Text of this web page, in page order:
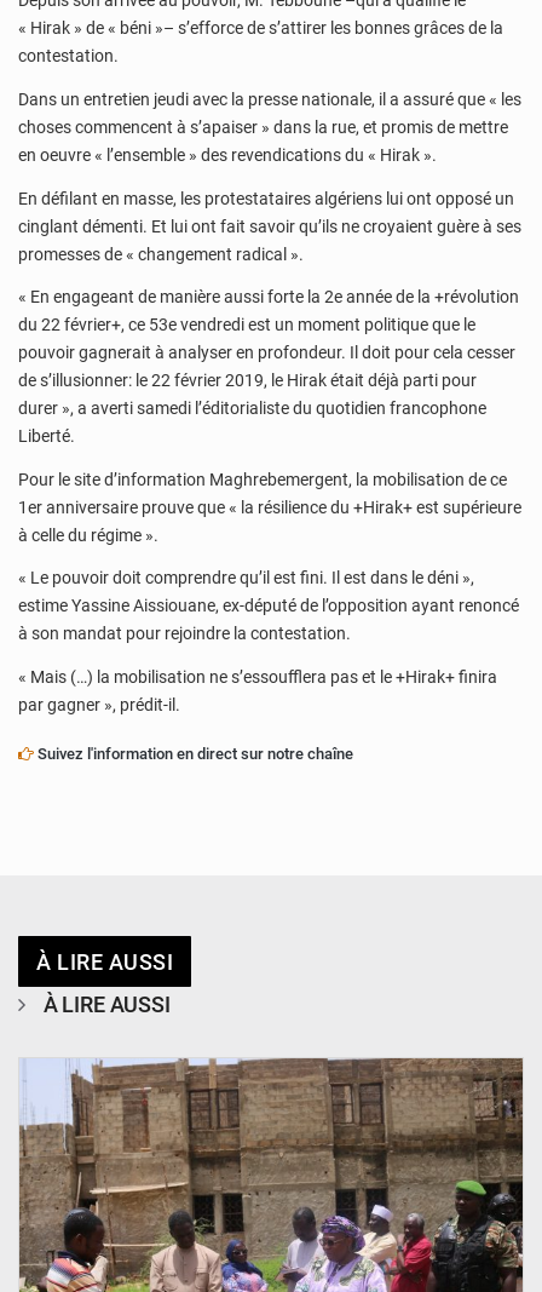
« Hirak » de « béni »– s’efforce de s’attirer les bonnes grâces de la
contestation.
Dans un entretien jeudi avec la presse nationale, il a assuré que « les
choses commencent à s’apaiser » dans la rue, et promis de mettre
en oeuvre « l’ensemble » des revendications du « Hirak ».
En défilant en masse, les protestataires algériens lui ont opposé un
cinglant démenti. Et lui ont fait savoir qu’ils ne croyaient guère à ses
promesses de « changement radical ».
« En engageant de manière aussi forte la 2e année de la +révolution
du 22 février+, ce 53e vendredi est un moment politique que le
pouvoir gagnerait à analyser en profondeur. Il doit pour cela cesser
de s’illusionner: le 22 février 2019, le Hirak était déjà parti pour
durer », a averti samedi l’éditorialiste du quotidien francophone
Liberté.
Pour le site d’information Maghrebemergent, la mobilisation de ce
1er anniversaire prouve que « la résilience du +Hirak+ est supérieure
à celle du régime ».
« Le pouvoir doit comprendre qu’il est fini. Il est dans le déni »,
estime Yassine Aissiouane, ex-député de l’opposition ayant renoncé
à son mandat pour rejoindre la contestation.
« Mais (…) la mobilisation ne s’essoufflera pas et le +Hirak+ finira
par gagner », prédit-il.
Suivez l'information en direct sur notre chaîne
À LIRE AUSSI
À LIRE AUSSI